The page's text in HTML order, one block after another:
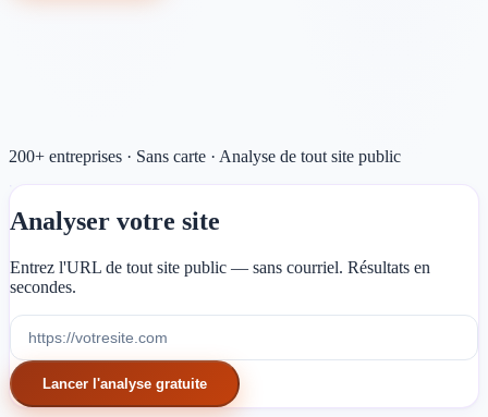
200+ entreprises · Sans carte · Analyse de tout site public
Analyser votre site
Entrez l'URL de tout site public — sans courriel. Résultats en
secondes.
Lancer l'analyse gratuite